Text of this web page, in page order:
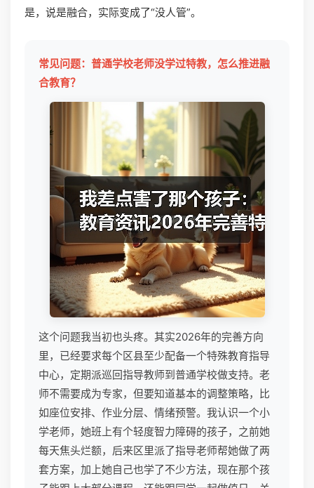
是，说是融合，实际变成了“没人管”。
常见问题：普通学校老师没学过特教，怎么推进融
合教育？
这个问题我当初也头疼。其实2026年的完善方向
里，已经要求每个区县至少配备一个特殊教育指导
中心，定期派巡回指导教师到普通学校做支持。老
师不需要成为专家，但要知道基本的调整策略，比
如座位安排、作业分层、情绪预警。我认识一个小
学老师，她班上有个轻度智力障碍的孩子，之前她
每天焦头烂额，后来区里派了指导老师帮她做了两
套方案，加上她自己也学了不少方法，现在那个孩